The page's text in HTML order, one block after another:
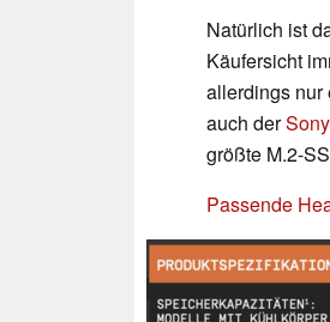
Natürlich ist
Käufersicht
allerdings nur
auch der
größte M.2-
Passende